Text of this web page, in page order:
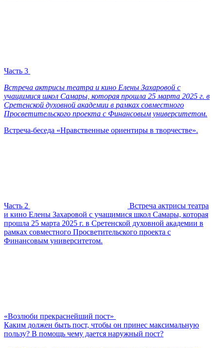
Часть 3
Встреча актрисы театра и кино Елены Захаровой с
учащимися школ Самары, которая прошла 25 марта 2025 г. в
Сретенской духовной академии в рамках совместного
Просветительского проекта с Финансовым университетом.
Встреча-беседа «Нравственные ориентиры в творчестве».
Часть 2
Встреча актрисы театра
и кино Елены Захаровой с учащимися школ Самары, которая
прошла 25 марта 2025 г. в Сретенской духовной академии в
рамках совместного Просветительского проекта с
Финансовым университетом.
«Возлюби прекраснейший пост»
Каким должен быть пост, чтобы он принес максимальную
пользу? В помощь чему дается наружный пост?